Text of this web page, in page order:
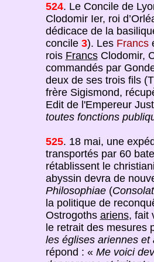
524. Le Concile de
Clodomir Ier, roi
dédicace de la
concile 3). Les Francs
rois FrancsClodomir,
commandés par
deux de ses trois fils
frère Sigismond,
Edit de l'Empereur
toutes fonctions
525. 18 mai, une
transportés par 60
rétablissent le
abyssin devra de
Philosophiae(
la politique de
Ostrogoths ariens, fait
le retrait des mesures
les églises ariennes
répond : « Me voici